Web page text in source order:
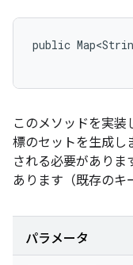
public
このメソッドを実
標のセットを生成し
される必要がありま
あります（既存のキ
パラメータ